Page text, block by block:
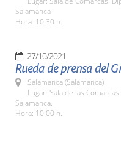
Salamanca
Hora: 10:30 h.
27/10/2021
Rueda de prensa del
Salamanca (Salamanca)
Lugar: Sala de las
Salamanca.
Hora: 10:00 h.